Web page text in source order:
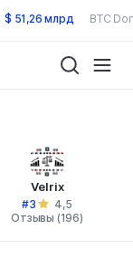
$ 51,26 млрд BTC
Velrix
#3
4,5
Отзывы (196)